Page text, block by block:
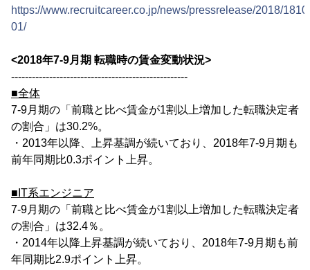
https://www.recruitcareer.co.jp/news/pressrelease/2018/
01/
<2018年7-9月期 転職時の賃金変動状況>
---------------------------------------------------
■全体
7-9月期の「前職と比べ賃金が1割以上増加した転職決定者
の割合」は30.2%。
・2013年以降、上昇基調が続いており、2018年7-9月期も
前年同期比0.3ポイント上昇。
■IT系エンジニア
7-9月期の「前職と比べ賃金が1割以上増加した転職決定者
の割合」は32.4％。
・2014年以降上昇基調が続いており、2018年7-9月期も前
年同期比2.9ポイント上昇。